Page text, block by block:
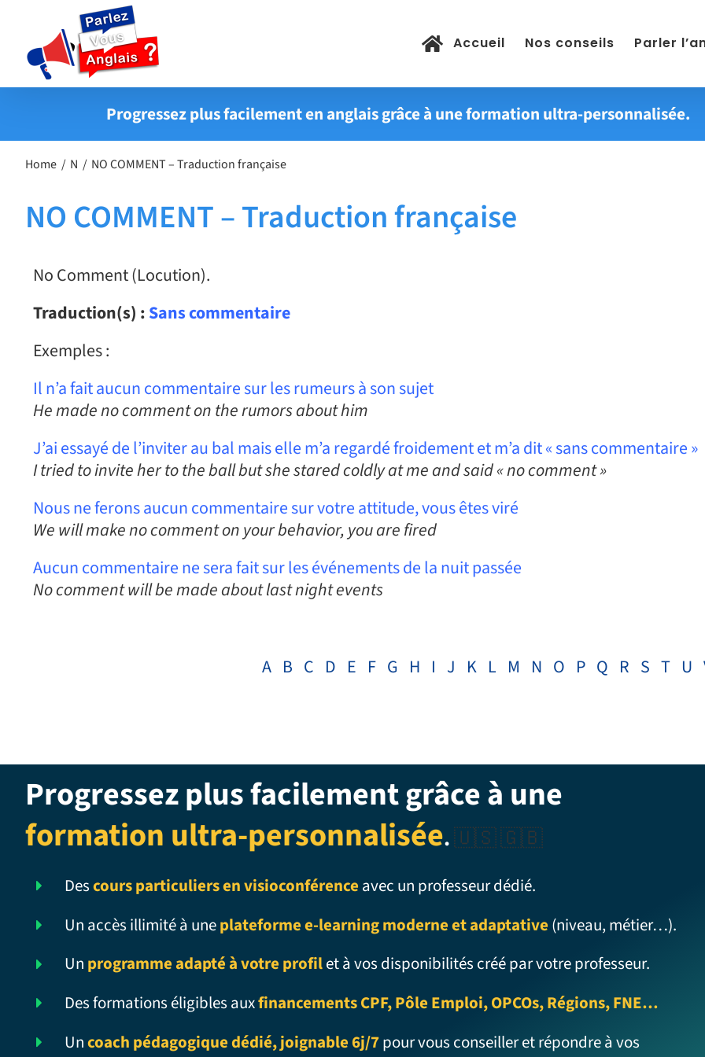
contenu
Accueil Nos conseils Parler
Progressez plus facilement en anglais grâce à une formation ultra-personnalisée.
Home N NO COMMENT – Traduction française
NO COMMENT – Traduction française
No Comment (Locution).
Traduction(s) :Sans commentaire
Exemples :
Il n’a fait aucun commentaire sur les rumeurs à son sujet
He made no comment on the rumors about him
J’ai essayé de l’inviter au bal mais elle m’a regardé froidement et m’a dit « sans commentaire »
I tried to invite her to the ball but she stared coldly at me and said « no comment »
Nous ne ferons aucun commentaire sur votre attitude, vous êtes viré
We will make no comment on your behavior, you are fired
Aucun commentaire ne sera fait sur les événements de la nuit passée
No comment will be made about last night events
A B C D E F G H I J K L M N O P Q R S T U
Progressez plus facilement grâce à une
formation ultra-personnalisée.🇺🇸 🇬🇧
Descours particuliers en visioconférence avec un professeur dédié.
Un accès illimité à uneplateforme e-learning moderne et adaptative (niveau, métier…).
Un programme adapté à votre profilet à vos disponibilités créé par votre professeur.
Des formations éligibles auxfinancements CPF, Pôle Emploi, OPCOs, Régions, FNE…
Uncoach pédagogique dédié, joignable 6j/7pour vous conseiller et répondre à vos